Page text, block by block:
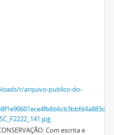
r/arquivo-publico-do-
Com escrita e